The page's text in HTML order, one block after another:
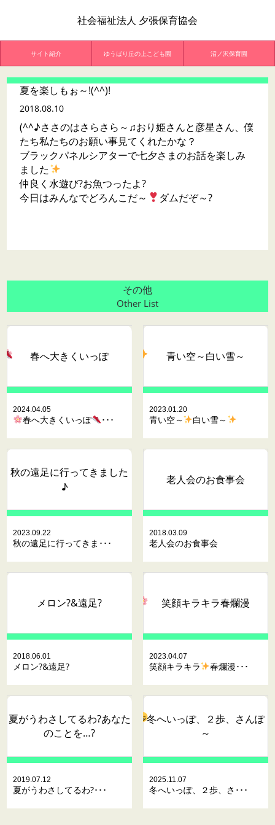
社会福祉法人 夕張保育協会
サイト紹介 ゆうばり丘の上こども園 沼ノ沢保育園
夏を楽しもぉ～!(^^)!
2018.08.10
(^^♪ささのはさらさら～♫おり姫さんと彦星さん、僕
たち私たちのお願い事見てくれたかな？
ブラックパネルシアターで七夕さまのお話を楽しみ
ました
仲良く水遊び?お魚つったよ?
今日はみんなでどろんこだ～
ダムだぞ～?
その他
Other List
春へ大きくいっぽ
2024.04.05
春へ大きくいっぽ ･･･
青い空～白い雪～
2023.01.20
青い空～ 白い雪～
秋の遠足に行ってきました
♪
2023.09.22
秋の遠足に行ってきま･･･
老人会のお食事会
2018.03.09
老人会のお食事会
メロン?&遠足?
2018.06.01
メロン?&遠足?
笑顔キラキラ春爛漫
2023.04.07
笑顔キラキラ 春爛漫･･･
夏がうわさしてるわ?あなた
のことを…?
2019.07.12
夏がうわさしてるわ?･･･
冬へいっぽ、２歩、さんぽ
～
2025.11.07
冬へいっぽ、２歩、さ･･･